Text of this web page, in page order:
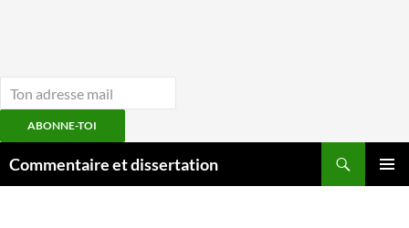
ABONNE-TOI
auCommentaire et dissertation